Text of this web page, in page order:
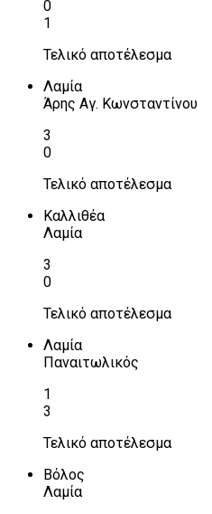
0
1
Τελικό αποτέλεσμα
Λαμία
Άρης Αγ. Κωνσταντίνου
3
0
Τελικό αποτέλεσμα
Καλλιθέα
Λαμία
3
0
Τελικό αποτέλεσμα
Λαμία
Παναιτωλικός
1
3
Τελικό αποτέλεσμα
Βόλος
Λαμία